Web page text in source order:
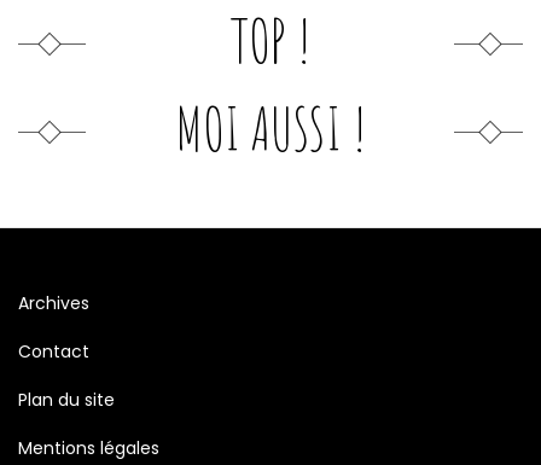
TOP !
MOI AUSSI !
Archives
Contact
Plan du site
Mentions légales